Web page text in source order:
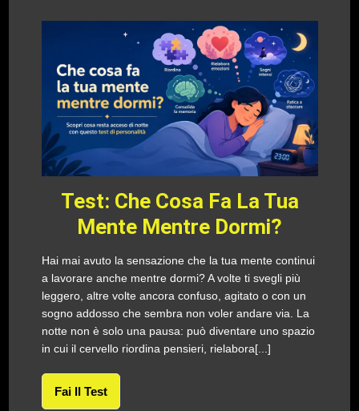
Test: Che Cosa Fa La Tua
Mente Mentre Dormi?
Hai mai avuto la sensazione che la tua mente continui
a lavorare anche mentre dormi? A volte ti svegli più
leggero, altre volte ancora confuso, agitato o con un
sogno addosso che sembra non voler andare via. La
notte non è solo una pausa: può diventare uno spazio
in cui il cervello riordina pensieri, rielabora[...]
Fai Il Test